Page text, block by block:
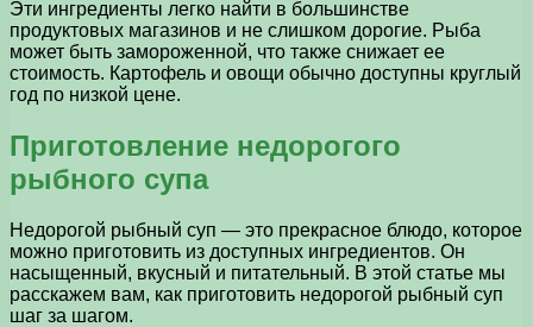
Эти ингредиенты легко найти в большинстве
продуктовых магазинов и не слишком дорогие. Рыба
может быть замороженной, что также снижает ее
стоимость. Картофель и овощи обычно доступны круглый
год по низкой цене.
Приготовление недорогого
рыбного супа
Недорогой рыбный суп — это прекрасное блюдо, которое
можно приготовить из доступных ингредиентов. Он
насыщенный, вкусный и питательный. В этой статье мы
расскажем вам, как приготовить недорогой рыбный суп
шаг за шагом.